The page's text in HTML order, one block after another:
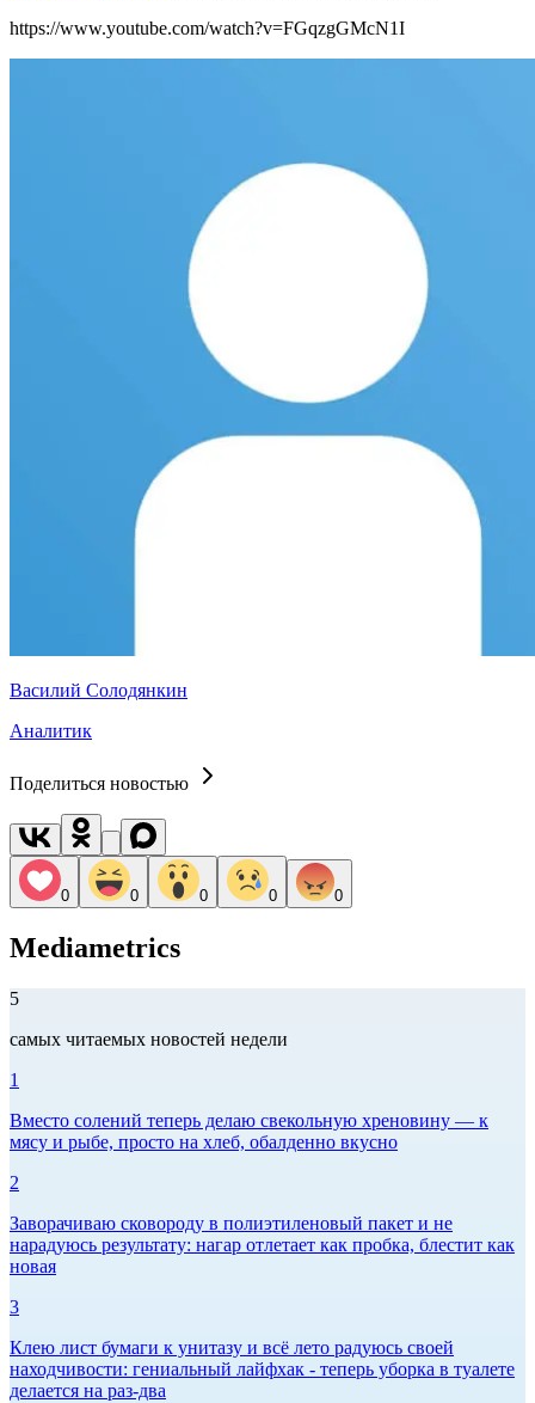
https://www.youtube.com/watch?v=FGqzgGMcN1I
Василий Солодянкин
Аналитик
Поделиться новостью
0 0 0 0 0
Mediametrics
5
самых читаемых новостей недели
1
Вместо солений теперь делаю свекольную хреновину — к
мясу и рыбе, просто на хлеб, обалденно вкусно
2
Заворачиваю сковороду в полиэтиленовый пакет и не
нарадуюсь результату: нагар отлетает как пробка, блестит как
новая
3
Клею лист бумаги к унитазу и всё лето радуюсь своей
находчивости: гениальный лайфхак - теперь уборка в туалете
делается на раз-два